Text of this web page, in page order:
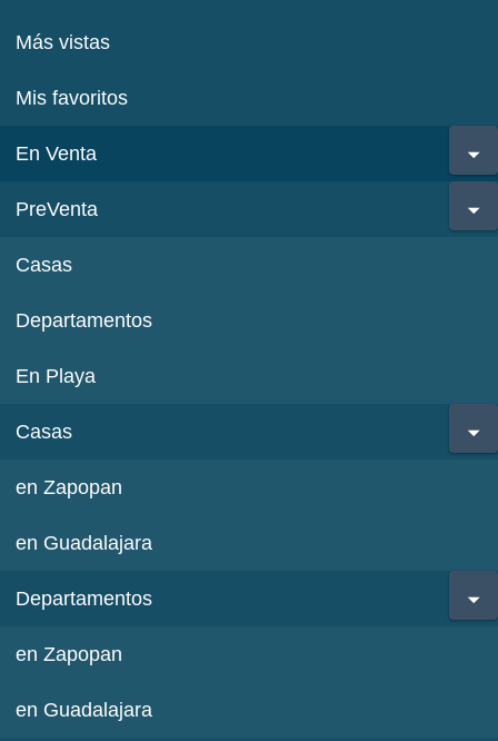
Más vistas
Mis favoritos
En Venta
PreVenta
Casas
Departamentos
En Playa
Casas
en Zapopan
en Guadalajara
Departamentos
en Zapopan
en Guadalajara